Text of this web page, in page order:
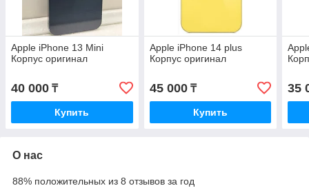
Apple iPhone 13 Mini
Корпус оригинал
40 000 ₸
Купить
Apple iPhone 14 plus
Корпус оригинал
45 000₸
Купить
35
О нас
88% положительных из 8 отзывов за год